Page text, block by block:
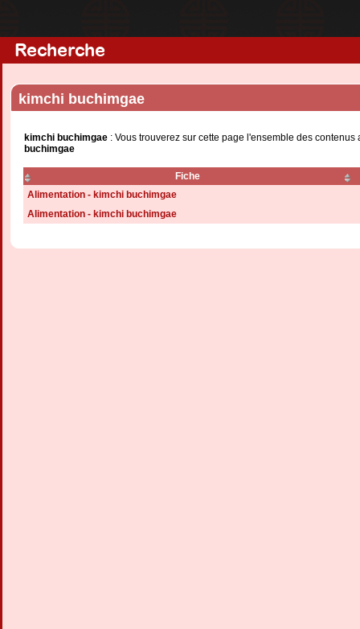
Recherche
kimchi buchimgae
kimchi buchimgae : Vous trouverez sur cette page l'ensemble des
buchimgae
Fiche
Alimentation - kimchi buchimgae
Alimentation - kimchi buchimgae